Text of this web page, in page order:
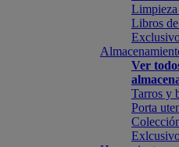
Libros
Ver
Tarros y
Porta